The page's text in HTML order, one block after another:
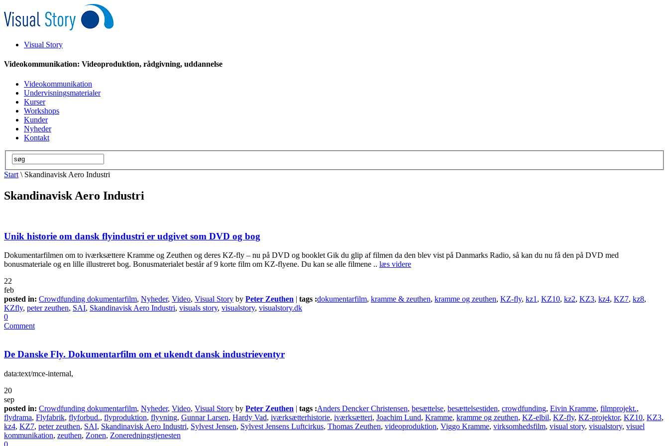
Visual Story
Videokommunikation: Videoproduktion, rådgivning, uddannelse
Videokommunikation
Undervisningsmaterialer
Kurser
Workshops
Kunder
Nyheder
Kontakt
Start \ Skandinavisk Aero Industri
Skandinavisk Aero Industri
Unik historie om dansk flyindustri er udgivet som DVD og bog
Dokumentarfilmen om to iværksættere Kramme og Zeuthen og deres KZ-fly – nu på DVD og booklet Gik du glip af filmen da den blev vist på Danmarks Radio, så kan du nu få den på DVD med
bonusmateriale og en lille illustreret bog. Bonusmaterialet består af 9 korte film om KZ-flyene. Du kan se alle filmene .. læs videre
22
feb
posted in: Crowdfunding dokumentarfilm, Nyheder, Video, Visual Story by Peter Zeuthen | tags :dokumentarfilm, kramme & zeuthen, kramme og zeuthen, KZ-fly, kz1 , KZ10, kz2, KZ3, kz4, KZ7, kz8,
KZfly, peter zeuthen, SAI, Skandinavisk Aero Industri, visuals story, visualstory, visualstory.dk
0
Comment
De Danske Fly. Dokumentarfilm om et ukendt dansk industrieventyr
data:text/mce-internal,
20
sep
posted in: Crowdfunding dokumentarfilm, Nyheder, Video, Visual Story by Peter Zeuthen | tags :Anders Dencker Christensen, besættelse, besættelsestiden, crowdfunding, Eivin Kramme, filmprojekt.,
flydrama, Flyfabrik, flyforbud., flyproduktion, flyvning, Gunnar Larsen, Hardy Vad, iværksætterhistorie, iværksætteri, Joachim Lund, Kramme, kramme og zeuthen, KZ-elbil, KZ-fly, KZ-projektor, KZ10, KZ3,
kz4, KZ7, peter zeuthen, SAI, Skandinavisk Aero Industri, Sylvest Jensen, Sylvest Jensens Luftcirkus, Thomas Zeuthen, videoproduktion, Viggo Kramme, virksomhedsfilm, visual story, visualstory, visuel
kommunikation, zeuthen, Zonen, Zoneredningstjenesten
0